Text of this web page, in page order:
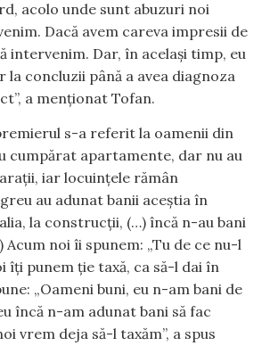
acolo unde sunt abuzuri noi
Dacă avem careva impresii de
intervenim. Dar, în același timp, eu
la concluzii până a avea diagnoza
a menționat Tofan.
s-a referit la oamenii din
cumpărat apartamente, dar nu au
iar locuințele rămân
au adunat banii aceștia în
la construcții, (…) încă n-au bani
noi îi spunem: „Tu de ce nu-l
îți punem ție taxă, ca să-l dai în
„Oameni buni, eu n-am bani de
încă n-am adunat bani să fac
vrem deja să-l taxăm”, a spus